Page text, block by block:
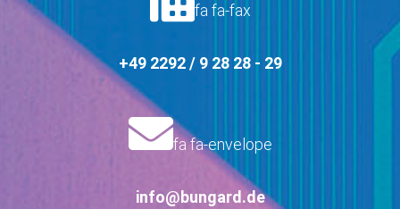
fa fa-fax
+49 2292 / 9 28 28 - 29
fa fa-envelope
info@bungard.de